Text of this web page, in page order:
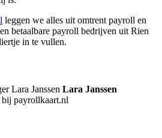
leggen we alles uit omtrent payroll en
betaalbare payroll bedrijven uit Rien
in te vullen.
Lara Janssen
bij payrollkaart.nl